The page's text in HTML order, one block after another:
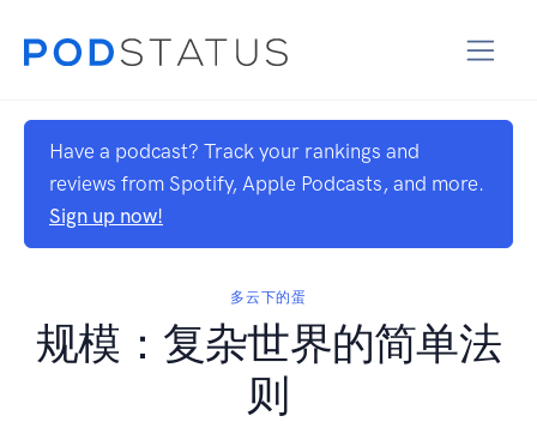
Have a podcast? Track your rankings and
reviews from Spotify, Apple Podcasts, and more.
Sign up now!
多云下的蛋
规模：复杂世界的简单法
则